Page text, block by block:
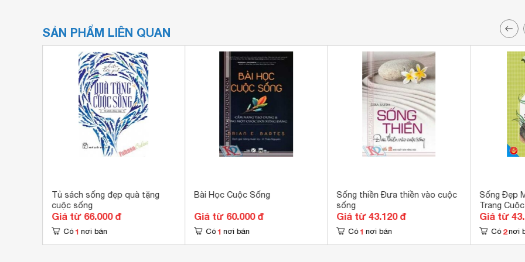
SẢN PHẨM LIÊN QUAN
Tủ sách sống đẹp quà tặng
cuộc sống
Giá từ 66.000 đ
Có 1 nơi bán
Bài Học Cuộc Sống
Giá từ 60.000 đ
Có 1 nơi bán
Sống thiền Đưa thiền vào cuộc
sống
Giá từ 43.120 đ
Có 1 nơi bán
Sống Đẹp
Trang
Hơn Ngày
Giá từ
Có 2 nơi